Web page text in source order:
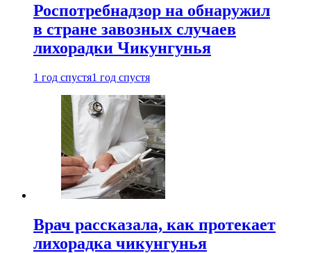
Роспотребнадзор на обнаружил
в стране завозных случаев
лихорадки Чикунгунья
1 год спустя1 год спустя
Врач рассказала, как протекает
лихорадка чикунгунья